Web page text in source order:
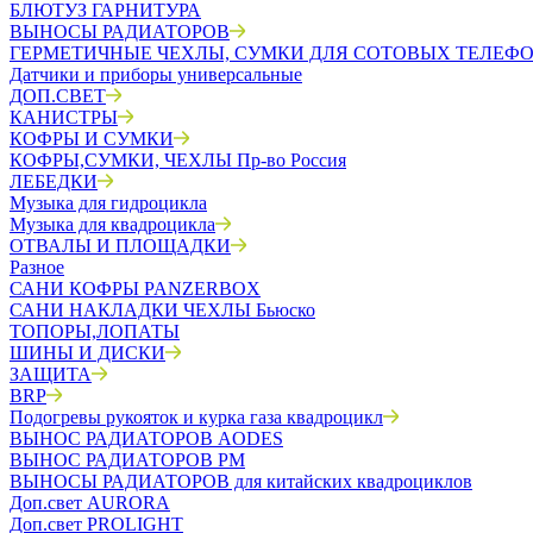
БЛЮТУЗ ГАРНИТУРА
ВЫНОСЫ РАДИАТОРОВ
ГЕРМЕТИЧНЫЕ ЧЕХЛЫ, СУМКИ ДЛЯ СОТОВЫХ
Датчики и приборы универсальные
ДОП.СВЕТ
КАНИСТРЫ
КОФРЫ И СУМКИ
КОФРЫ,СУМКИ, ЧЕХЛЫ Пр-во Россия
ЛЕБЕДКИ
Музыка для гидроцикла
Музыка для квадроцикла
ОТВАЛЫ И ПЛОЩАДКИ
Разное
САНИ КОФРЫ PANZERBOX
САНИ НАКЛАДКИ ЧЕХЛЫ Бьюско
ТОПОРЫ,ЛОПАТЫ
ШИНЫ И ДИСКИ
ЗАЩИТА
BRP
Подогревы рукояток и курка газа квадроцикл
ВЫНОС РАДИАТОРОВ AODES
ВЫНОС РАДИАТОРОВ РМ
ВЫНОСЫ РАДИАТОРОВ для китайских квадроциклов
Доп.свет AURORA
Доп.свет PROLIGHT